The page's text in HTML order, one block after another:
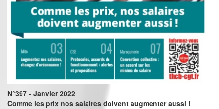
N°397 - Janvier 2022
Comme les prix nos salaires doivent augmenter aussi !